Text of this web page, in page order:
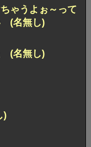
ゃうよぉ～って
(名無し)
(名無し)
)